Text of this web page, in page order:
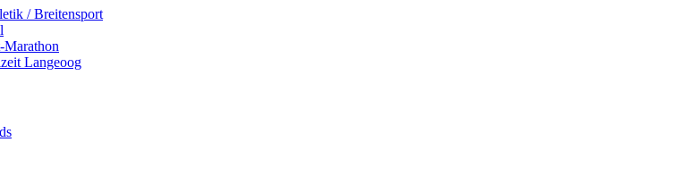
/ Breitensport
Marathon
Langeoog